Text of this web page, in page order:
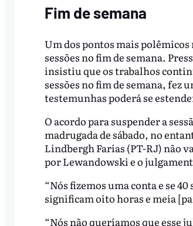
Fim de semana
Um dos pontos mais
sessões no fim de semana.
insistiu que os trabalhos
sessões no fim de semana, fez
testemunhas poderá se
O acordo para suspender a
madrugada de sábado, no
Lindbergh Farias (PT-RJ) não
por Lewandowski e o
“Nós fizemos uma conta e se
significam oito horas e meia
“Nós não queríamos que esse